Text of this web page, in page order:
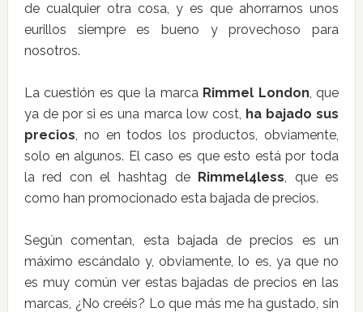
de cualquier otra cosa, y es que ahorrarnos unos
eurillos siempre es bueno y provechoso para
nosotros.
La cuestión es que la marca Rimmel London, que
ya de por si es una marca low cost, ha bajado sus
precios, no en todos los productos, obviamente,
solo en algunos. El caso es que esto está por toda
la red con el hashtag de Rimmel4less, que es
como han promocionado esta bajada de precios.
Según comentan, esta bajada de precios es un
máximo escándalo y, obviamente, lo es, ya que no
es muy común ver estas bajadas de precios en las
marcas, ¿No creéis? Lo que más me ha gustado, sin